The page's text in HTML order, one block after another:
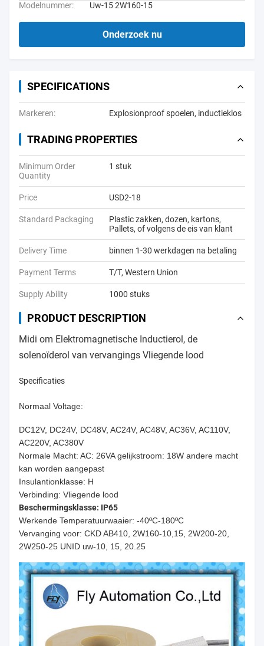
Modelnummer:
Uw-15 2W160-15
Onderzoek nu
SPECIFICATIONS
Markeren: Explosionproof spoelen, inductieklos
TRADING PROPERTIES
Minimum Order
Quantity
1 stuk
Price USD2-18
Standard Packaging
Plastic zakken, dozen, kartons,
Pallets, of volgens de eis van klant
Delivery Time binnen 1-30 werkdagen na betaling
Payment Terms T/T, Western Union
Supply Ability 1000 stuks
PRODUCT DESCRIPTION
Midi om Elektromagnetische Inductierol, de
solenoïderol van vervangings Vliegende lood
Specificaties
Normaal Voltage:
DC12V, DC24V, DC48V, AC24V, AC48V, AC36V, AC110V,
AC220V, AC380V
Normale Macht: AC: 26VA gelijkstroom: 18W andere macht
kan worden aangepast
Insulantionklasse: H
Verbinding: Vliegende lood
Beschermingsklasse: IP65
Werkende Temperatuurwaaier: -40ºC-180ºC
Vervanging voor: CKD AB410, 2W160-10,15, 2W200-20,
2W250-25 UNID uw-10, 15, 20.25